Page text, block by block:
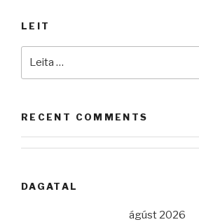
LEIT
RECENT COMMENTS
DAGATAL
ágúst 2026